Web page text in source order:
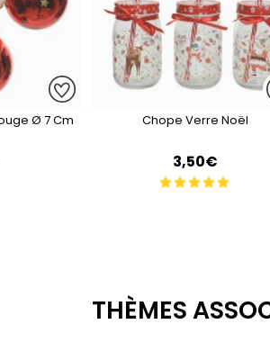
Ø 7 Cm Chope Verre Noël
3,50€
THÈMES
!